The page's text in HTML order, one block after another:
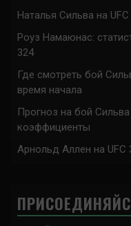
Наталья Сильва на
Роуз Намаюнас:
324
Где смотреть бой
время начала
Прогноз на бой
коэффициенты
Арнольд Аллен на UFC